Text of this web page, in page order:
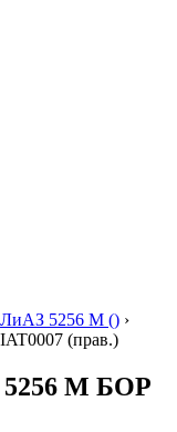
ЛиАЗ 5256 М () ›
(прав.)
5256 М БОР